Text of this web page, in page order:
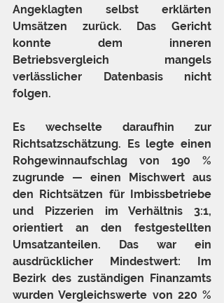
Angeklagten selbst erklärten
Umsätzen zurück. Das Gericht
konnte dem inneren
Betriebsvergleich mangels
verlässlicher Datenbasis nicht
folgen.
Es wechselte daraufhin zur
Richtsatzschätzung. Es legte einen
Rohgewinnaufschlag von 190 %
zugrunde — einen Mischwert aus
den Richtsätzen für Imbissbetriebe
und Pizzerien im Verhältnis 3:1,
orientiert an den festgestellten
Umsatzanteilen. Das war ein
ausdrücklicher Mindestwert: Im
Bezirk des zuständigen Finanzamts
wurden Vergleichswerte von 220 %